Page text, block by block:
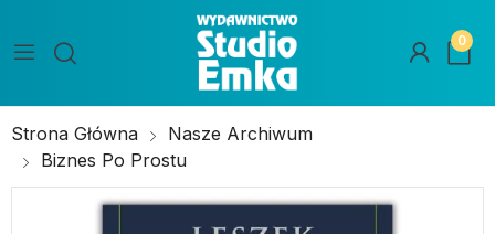
0
Strona Główna
Nasze Archiwum
Biznes Po Prostu